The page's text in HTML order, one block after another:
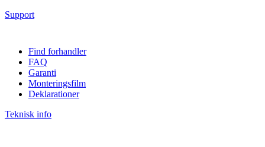
Support
Find forhandler
FAQ
Garanti
Monteringsfilm
Deklarationer
Teknisk info